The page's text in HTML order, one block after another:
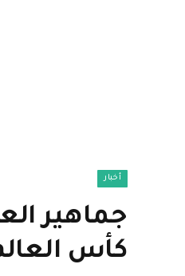
أخبار
جماهير
كأس العالم